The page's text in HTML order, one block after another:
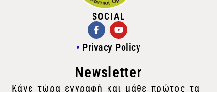
SOCIAL
Privacy Policy
Newsletter
Κάνε τώρα εγγραφή και μάθε πρώτος τα